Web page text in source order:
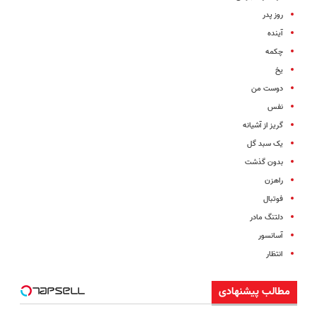
روز پدر
آینده
چکمه
یخ
دوست من
نفس
گریز از آشیانه
یک سبد گل
بدون گذشت
راهزن
فوتبال
دلتنگ مادر
آسانسور
انتظار
مطالب پیشنهادی